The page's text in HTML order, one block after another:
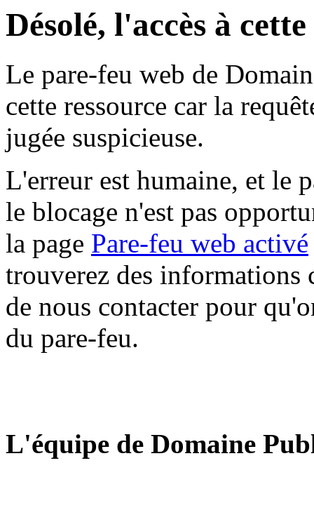
Désolé, l'accès à
Le pare-feu web de
cette ressource car la
jugée suspicieuse.
L'erreur est humaine, et le
le blocage n'est pas
la page Pare-feu web activé
trouverez des informations
de nous contacter pour
du pare-feu.
L'équipe de Domaine